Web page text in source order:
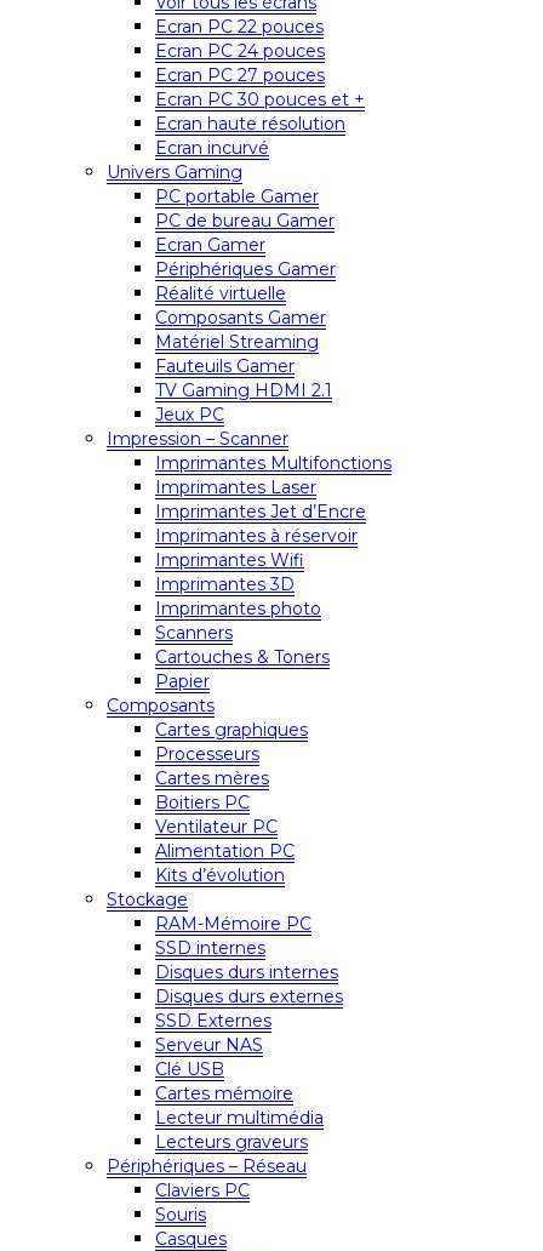
Ecran PC 22 pouces
Ecran PC 24 pouces
Ecran PC 27 pouces
Ecran PC 30 pouces et +
Ecran haute résolution
Ecran incurvé
Univers Gaming
PC portable Gamer
PC de bureau Gamer
Ecran Gamer
Périphériques Gamer
Réalité virtuelle
Composants Gamer
Matériel Streaming
Fauteuils Gamer
TV Gaming HDMI 2.1
Jeux PC
Impression – Scanner
Imprimantes Multifonctions
Imprimantes Laser
Imprimantes Jet d’Encre
Imprimantes à réservoir
Imprimantes Wifi
Imprimantes 3D
Imprimantes photo
Scanners
Cartouches & Toners
Papier
Composants
Cartes graphiques
Processeurs
Cartes mères
Boitiers PC
Ventilateur PC
Alimentation PC
Kits d’évolution
Stockage
RAM-Mémoire PC
SSD internes
Disques durs internes
Disques durs externes
SSD Externes
Serveur NAS
Clé USB
Cartes mémoire
Lecteur multimédia
Lecteurs graveurs
Périphériques – Réseau
Claviers PC
Souris
Casques